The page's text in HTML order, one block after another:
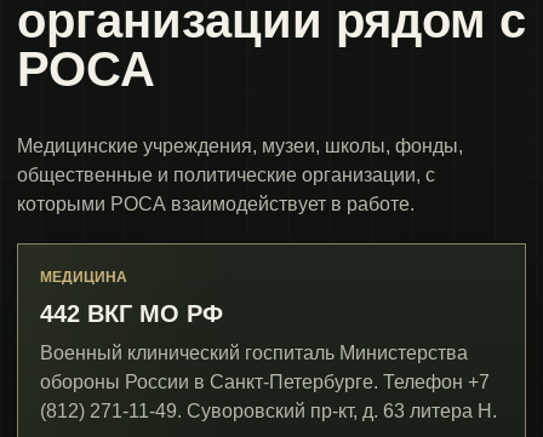
организации рядом с
РОСА
Медицинские учреждения, музеи, школы, фонды,
общественные и политические организации, с
которыми РОСА взаимодействует в работе.
МЕДИЦИНА
442 ВКГ МО РФ
Военный клинический госпиталь Министерства
обороны России в Санкт-Петербурге. Телефон +7
(812) 271-11-49. Суворовский пр-кт, д. 63 литера Н.